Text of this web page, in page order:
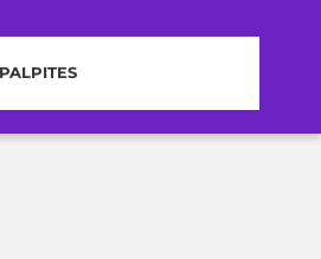
PALPITES